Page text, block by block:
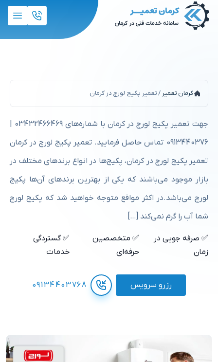
کرمان تعمیر /تعمیر پکیج لورچ در کرمان
0913440376 تماس حاصل فرمایید. تعمیر پکیج لورچ در کرمان
تعمیر پکیج لورچ در کرمان، پکیج‌ها در انواع برندهای مختلف در
بازار موجود می‌باشند که یکی از بهترین برندهای آن‌ها پکیج
لورچ می‌باشد.در اکثر مواقع متوجه خواهید شد که پکیج لورچ
شما آب را گرم نمی‌کند […]
✅ صرفه جویی در
زمان
✅ متخصصین
حرفه‌ای
✅ گستردگی
خدمات
رزرو سرویس 09134403768